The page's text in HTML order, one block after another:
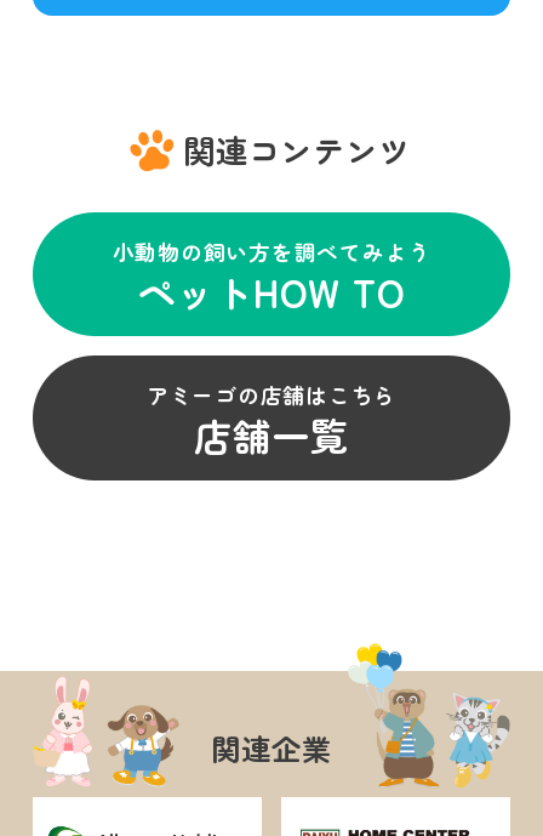
関連コンテンツ
小動物の飼い方を調べてみよう
ペットHOW TO
アミーゴの店舗はこちら
店舗一覧
関連企業